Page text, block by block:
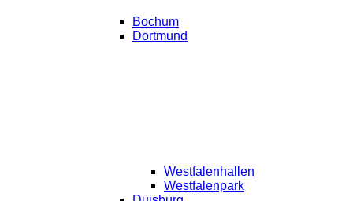
Bochum
Dortmund
Westfalenhallen
Westfalenpark